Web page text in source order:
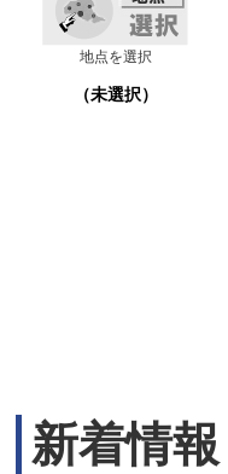
地点を選択
（未選択）
新着情報